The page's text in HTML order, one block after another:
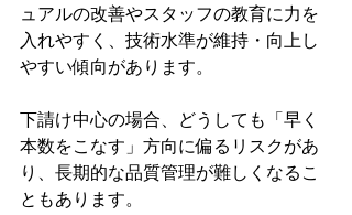
ュアルの改善やスタッフの教育に力を
入れやすく、技術水準が維持・向上し
やすい傾向があります。
下請け中心の場合、どうしても「早く
本数をこなす」方向に偏るリスクがあ
り、長期的な品質管理が難しくなるこ
ともあります。